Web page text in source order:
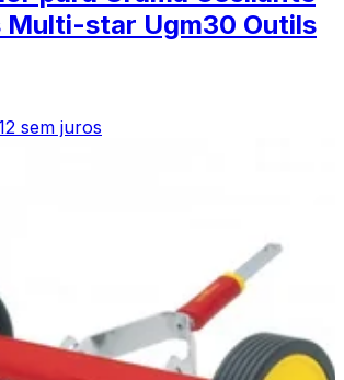
Multi-star Ugm30 Outils
sem juros